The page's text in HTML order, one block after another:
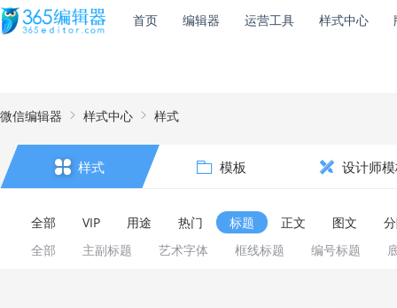
首页 编辑器 运营工具 样式中心
微信编辑器 样式中心 样式
样式 模板 设计师
全部 VIP 用途 热门
标题
全部
主副标题 艺术字体 框线标题 编号标题
正文 图文